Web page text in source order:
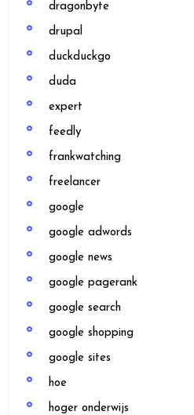
dragonbyte
drupal
duckduckgo
duda
expert
feedly
frankwatching
freelancer
google
google adwords
google news
google pagerank
google search
google shopping
google sites
hoe
hoger onderwijs